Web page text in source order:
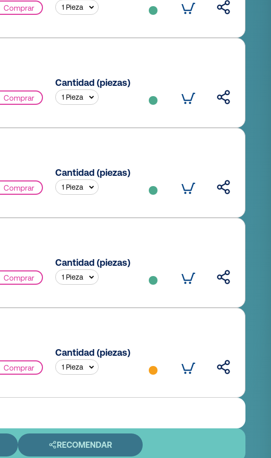
Comprar
Comprar
Cantidad (piezas)
Comprar
Cantidad (piezas)
Comprar
Cantidad (piezas)
Comprar
Cantidad (piezas)
RECOMENDAR